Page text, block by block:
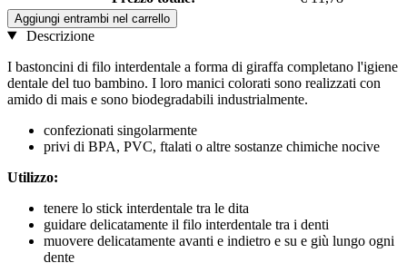
Aggiungi entrambi nel carrello
Descrizione
I bastoncini di filo interdentale a forma di giraffa completano l'igiene
dentale del tuo bambino. I loro manici colorati sono realizzati con
amido di mais e sono biodegradabili industrialmente.
confezionati singolarmente
privi di BPA, PVC, ftalati o altre sostanze chimiche nocive
Utilizzo:
tenere lo stick interdentale tra le dita
guidare delicatamente il filo interdentale tra i denti
muovere delicatamente avanti e indietro e su e giù lungo ogni
dente